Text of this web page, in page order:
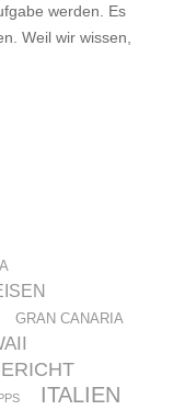
werden. Es
Weil wir wissen,
GRAN CANARIA
ITALIEN